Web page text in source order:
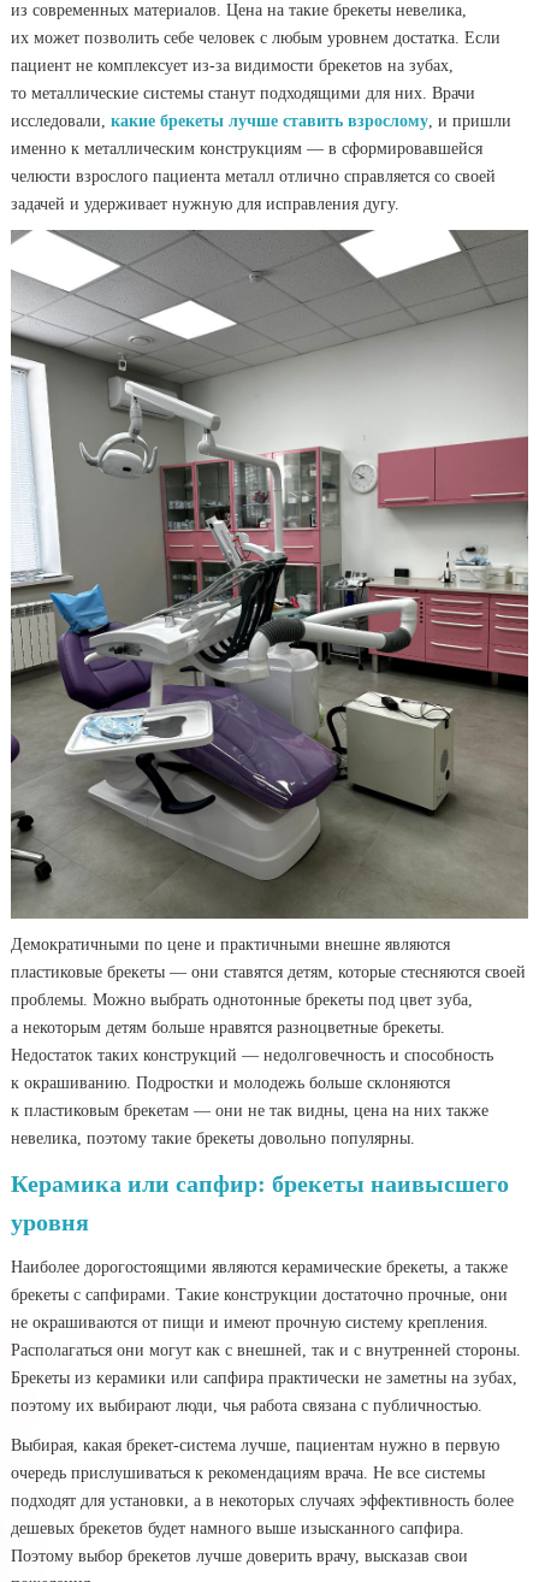
из современных материалов. Цена на такие брекеты невелика,
их может позволить себе человек с любым уровнем достатка. Если
пациент не комплексует из-за видимости брекетов на зубах,
то металлические системы станут подходящими для них. Врачи
исследовали,какие брекеты лучше ставить взрослому, и пришли
именно к металлическим конструкциям — в сформировавшейся
челюсти взрослого пациента металл отлично справляется со своей
задачей и удерживает нужную для исправления дугу.
Демократичными по цене и практичными внешне являются
пластиковые брекеты — они ставятся детям, которые стесняются своей
проблемы. Можно выбрать однотонные брекеты под цвет зуба,
а некоторым детям больше нравятся разноцветные брекеты.
Недостаток таких конструкций — недолговечность и способность
к окрашиванию. Подростки и молодежь больше склоняются
к пластиковым брекетам — они не так видны, цена на них также
невелика, поэтому такие брекеты довольно популярны.
Керамика или сапфир: брекеты наивысшего
уровня
Наиболее дорогостоящими являются керамические брекеты, а также
брекеты с сапфирами. Такие конструкции достаточно прочные, они
не окрашиваются от пищи и имеют прочную систему крепления.
Располагаться они могут как с внешней, так и с внутренней стороны.
Брекеты из керамики или сапфира практически не заметны на зубах,
поэтому их выбирают люди, чья работа связана с публичностью.
Выбирая, какая брекет-система лучше, пациентам нужно в первую
очередь прислушиваться к рекомендациям врача. Не все системы
подходят для установки, а в некоторых случаях эффективность более
дешевых брекетов будет намного выше изысканного сапфира.
Поэтому выбор брекетов лучше доверить врачу, высказав свои